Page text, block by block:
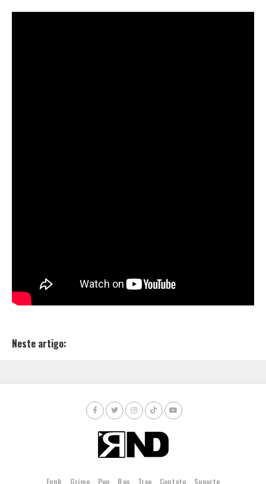
Neste artigo:
Funk Grime Pop Rap Trap Contato Suporte